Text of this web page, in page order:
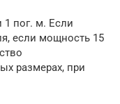
1 пог. м. Если
если мощность 15
размерах, при